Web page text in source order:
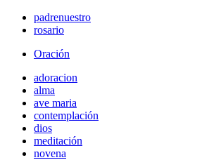
padrenuestro
rosario
Oración
adoracion
alma
ave maria
contemplación
dios
meditación
novena